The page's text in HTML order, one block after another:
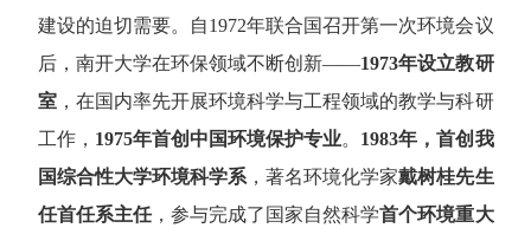
建设的迫切需要。自1972年联合国召开第一次环境会议
后，南开大学在环保领域不断创新——1973年设立教研
室，在国内率先开展环境科学与工程领域的教学与科研
工作， 1975年首创中国环境保护专业。 1983年，首创我
国综合性大学环境科学系，著名环境化学家戴树桂先生
任首任系主任，参与完成了国家自然科学首个环境重大